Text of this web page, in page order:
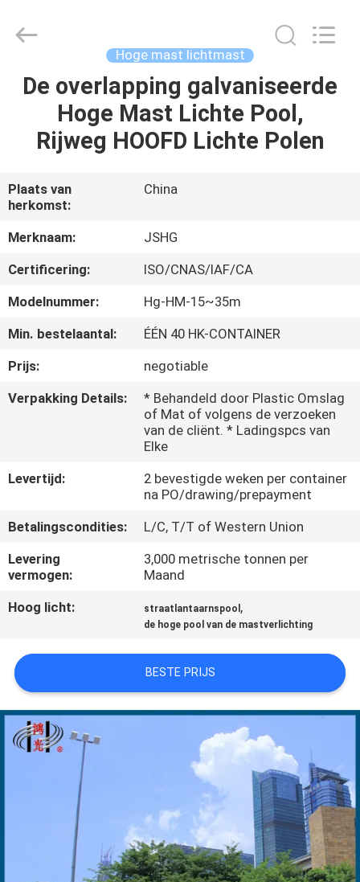
HUIS
PRODUCTEN
VIDEOS
VR-
SHOW
ONS
FABRIEKSREIS
KWALITEITSCONTROLE
CONTACTEER
ONS
NIEUWS
OM EEN
CITAAT
SITEMAP
PRIVACYBELEID
co.,ltd.
Reserved.
Hoge mast lichtmast
De overlapping galvaniseerde
Hoge Mast Lichte Pool,
Rijweg HOOFD Lichte Polen
Plaats van
herkomst:
China
Merknaam:
JSHG
Certificering:
ISO/CNAS/IAF/CA
Modelnummer:
Hg-HM-15~35m
Min. bestelaantal:
ÉÉN 40 HK-CONTAINER
Prijs:
negotiable
Verpakking Details:
* Behandeld door Plastic Omslag
of Mat of volgens de verzoeken
van de cliënt. * Ladingspcs van
Elke
Levertijd:
2 bevestigde weken per container
na PO/drawing/prepayment
Betalingscondities:
L/C, T/T of Western Union
Levering
vermogen:
3,000 metrische tonnen per
Maand
Hoog licht:
straatlantaarnspool ,
de hoge pool van de mastverlichting
BESTE PRIJS